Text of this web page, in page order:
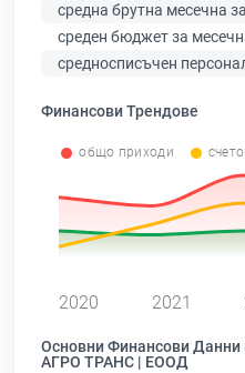
средна брутна месечна
среден бюджет за
средносписъчен
Финансови Трендове
общо приходи
2020 2021
Основни Финансови
АГРО ТРАНС | ЕООД